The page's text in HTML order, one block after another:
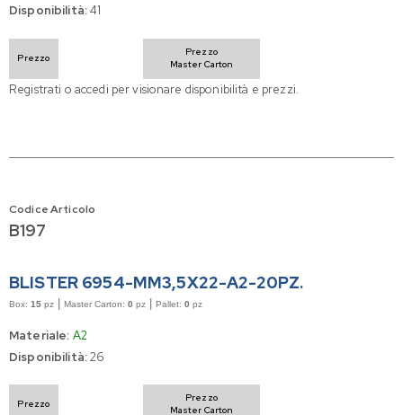
Disponibilità:41
Prezzo
Prezzo
Master Carton
Registrati o accedi per visionare disponibilità e prezzi.
Codice Articolo
B197
BLISTER 6954-MM3,5X22-A2-20PZ.
Box: 15 pz Master Carton: 0 pz Pallet: 0 pz
Materiale: A2
Disponibilità:26
Prezzo
Prezzo
Master Carton